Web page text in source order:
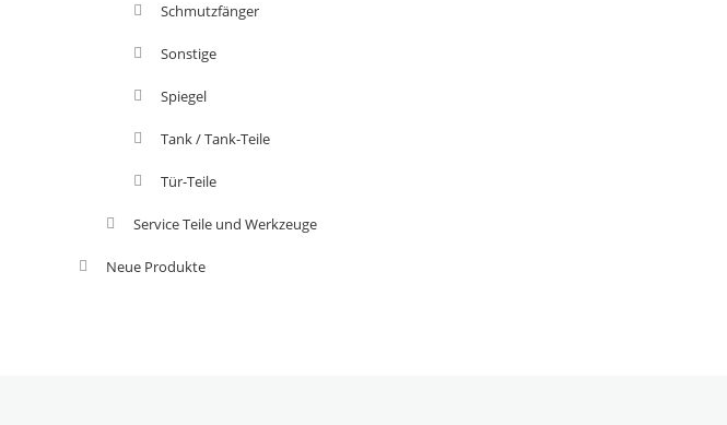
Schmutzfänger
Sonstige
Spiegel
Tank / Tank-Teile
Tür-Teile
Service Teile und Werkzeuge
Neue Produkte